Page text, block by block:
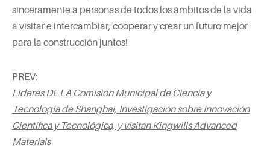
sinceramente a personas de todos los ámbitos de la vida
a visitar e intercambiar, cooperar y crear un futuro mejor
para la construcción juntos!
PREV:
Líderes DE LA Comisión Municipal de Ciencia y
Tecnología de Shanghai, Investigación sobre Innovación
Científica y Tecnológica, y visitan Kingwills Advanced
Materials